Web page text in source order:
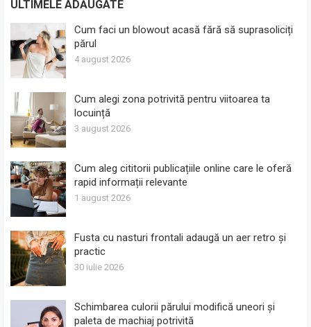
ULTIMELE ADĂUGATE
Cum faci un blowout acasă fără să suprasoliciți
părul
4 august 2026
Cum alegi zona potrivită pentru viitoarea ta
locuință
3 august 2026
Cum aleg cititorii publicațiile online care le oferă
rapid informații relevante
1 august 2026
Fusta cu nasturi frontali adaugă un aer retro și
practic
30 iulie 2026
Schimbarea culorii părului modifică uneori și
paleta de machiaj potrivită